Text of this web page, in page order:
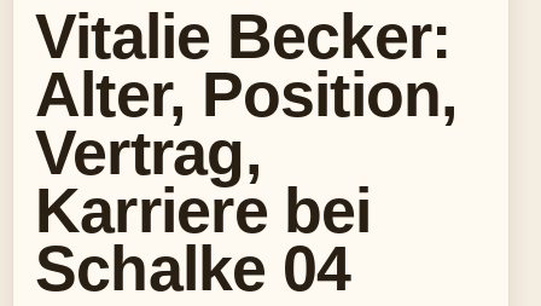
Vitalie Becker:
Alter, Position,
Vertrag,
Karriere bei
Schalke 04